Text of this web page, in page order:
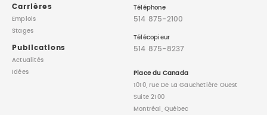
Carrières
Emplois
Stages
Publications
Actualités
Idées
Téléphone
514 875-2100
Télécopieur
514 875-8237
Place du Canada
1010, rue De La Gauchetière Ouest
Suite 2100
Montréal, Québec